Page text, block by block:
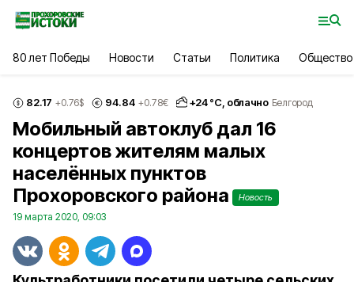
80 лет Победы Новости Статьи Политика Общество
82.17 +0.76$ 94.84 +0.78€ +24°С, облачно Белгород
Мобильный автоклуб дал 16
концертов жителям малых
населённых пунктов
Прохоровского района
Новость
19 марта 2020, 09:03